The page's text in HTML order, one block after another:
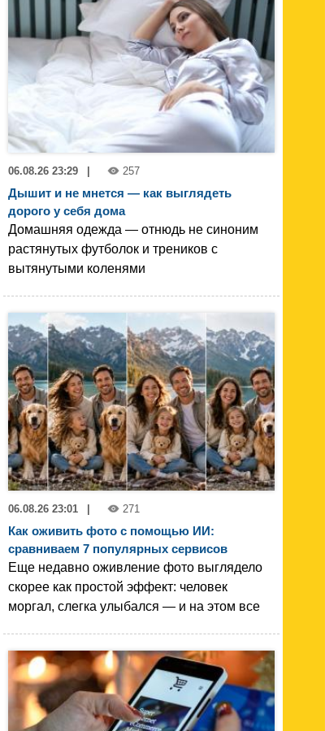
06.08.26 23:29 257
Дышит и не мнется — как выглядеть
дорого у себя дома
Домашняя одежда — отнюдь не синоним
растянутых футболок и треников с
вытянутыми коленями
06.08.26 23:01 | 271
Как оживить фото с помощью ИИ:
сравниваем 7 популярных сервисов
Еще недавно оживление фото выглядело
скорее как простой эффект: человек
моргал, слегка улыбался — и на этом все